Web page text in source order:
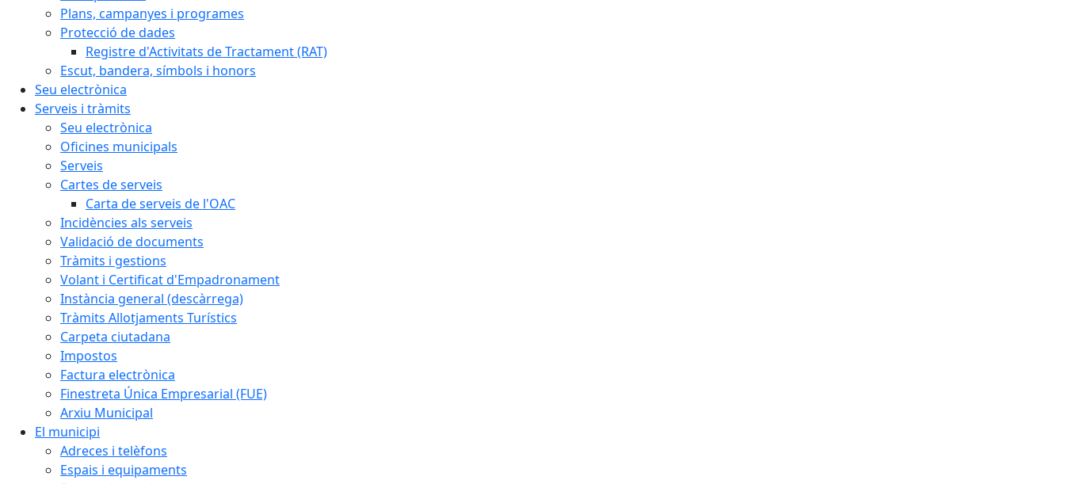
Plans, campanyes i programes
Protecció de dades
Registre d'Activitats de Tractament (RAT)
Escut, bandera, símbols i honors
Seu electrònica
Serveis i tràmits
Seu electrònica
Oficines municipals
Serveis
Cartes de serveis
Carta de serveis de l'OAC
Incidències als serveis
Validació de documents
Tràmits i gestions
Volant i Certificat d'Empadronament
Instància general (descàrrega)
Tràmits Allotjaments Turístics
Carpeta ciutadana
Impostos
Factura electrònica
Finestreta Única Empresarial (FUE)
Arxiu Municipal
El municipi
Adreces i telèfons
Espais i equipaments